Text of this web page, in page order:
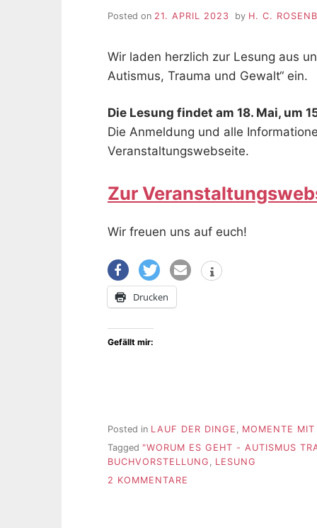
Posted on 21. APRIL 2023 by H. C.
Wir laden herzlich zur Lesung aus
Autismus, Trauma und Gewalt“ ein.
Die Lesung findet am 18. Mai, um
Die Anmeldung und alle
Veranstaltungswebseite.
Zur
Wir freuen uns auf euch!
Drucken
Gefällt mir:
Posted in LAUF DER DINGE
MOMENTE
Tagged "WORUM ES GEHT - AUTISMUS
BUCHVORSTELLUNG
LESUNG
2 KOMMENTARE